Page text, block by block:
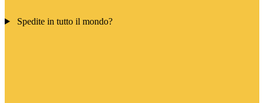
Spedite in tutto il mondo?